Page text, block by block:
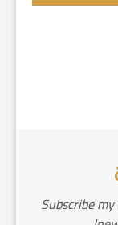
Subscribe